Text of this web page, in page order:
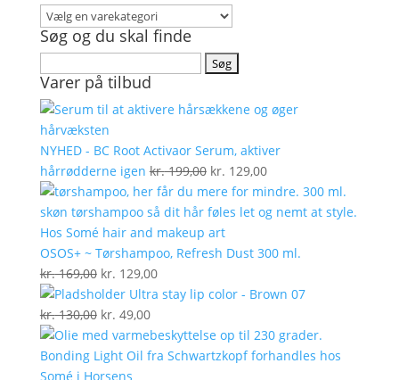
Søg og du skal finde
efter:
Varer på tilbud
NYHED - BC Root Activaor Serum, aktiver
hårrødderne igen kr.199,00 Den
oprindelige
pris
var:
kr. 199,00.
kr. 129,00Den
aktuelle
pris
kr. 129,00.
OSOS+ ~ Tørshampoo, Refresh Dust 300 ml.
kr.169,00 Den
oprindelige
pris
var:
kr. 169,00.
kr. 129,00Den
aktuelle
er:
kr. 129,00.
Ultra stay lip color - Brown 07
kr.130,00 Den
oprindelige
pris
var:
kr. 49,00Den
aktuelle
pris